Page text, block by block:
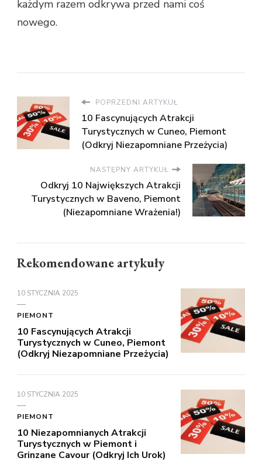
każdym razem odkrywa przed nami coś
nowego.
POPRZEDNI ARTYKUŁ
10 Fascynujących Atrakcji
Turystycznych w Cuneo, Piemont
(Odkryj Niezapomniane Przeżycia)
NASTĘPNY ARTYKUŁ
Odkryj 10 Największych Atrakcji
Turystycznych w Baveno, Piemont
(Niezapomniane Wrażenia!)
Rekomendowane artykuły
10 STYCZNIA 2025
PIEMONT
10 Fascynujących Atrakcji
Turystycznych w Cuneo, Piemont
(Odkryj Niezapomniane Przeżycia)
10 STYCZNIA 2025
PIEMONT
10 Niezapomnianych Atrakcji
Turystycznych w Piemont i
Grinzane Cavour (Odkryj Ich Urok)